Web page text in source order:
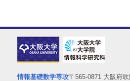
情報基礎数学専攻〒565-0871 大阪府